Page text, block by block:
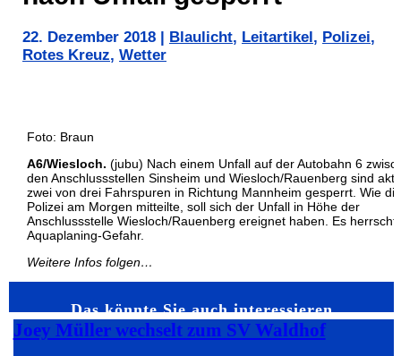
22. Dezember 2018 Blaulicht, Leitartikel , Polizei,
Rotes Kreuz, Wetter
Foto: Braun
A6/Wiesloch. (jubu) Nach einem Unfall auf der Autobahn 6
den Anschlussstellen Sinsheim und Wiesloch/Rauenberg sind
zwei von drei Fahrspuren in Richtung Mannheim gesperrt. Wie die
Polizei am Morgen mitteilte, soll sich der Unfall in Höhe der
Anschlussstelle Wiesloch/Rauenberg ereignet haben. Es herrscht
Aquaplaning-Gefahr.
Weitere Infos folgen…
Das könnte Sie auch interessieren…
Joey Müller wechselt zum SV Waldhof